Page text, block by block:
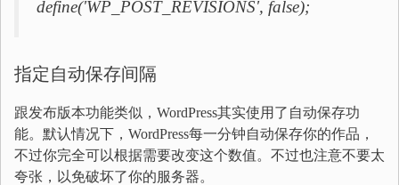
define('WP_POST_REVISIONS', false);
指定自动保存间隔
跟发布版本功能类似，WordPress其实使用了自动保存功
能。默认情况下，WordPress每一分钟自动保存你的作品，
不过你完全可以根据需要改变这个数值。不过也注意不要太
夸张，以免破坏了你的服务器。